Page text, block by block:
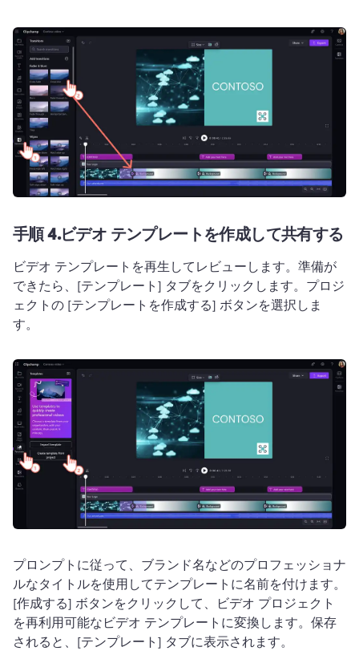
手順 4.ビデオ テンプレートを作成して共有する
ビデオ テンプレートを再生してレビューします。 準備が
できたら、[テンプレート] タブをクリックします。 プロジ
ェクトの [テンプレートを作成する] ボタンを選択しま
す。
プロンプトに従って、ブランド名などのプロフェッショナ
ルなタイトルを使用してテンプレートに名前を付けます。
[作成する] ボタンをクリックして、ビデオ プロジェクト
を再利用可能なビデオ テンプレートに変換します。 保存
されると、[テンプレート] タブに表示されます。